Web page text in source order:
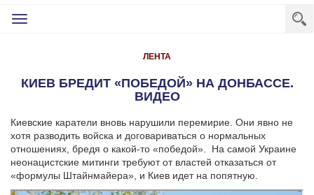
Toggle
ЛЕНТА
КИЕВ БРЕДИТ «ПОБЕДОЙ» НА ДОНБАССЕ.
ВИДЕО
Киевские каратели вновь нарушили перемирие. Они явно не
хотя разводить войска и договариваться о нормальных
отношениях, бредя о какой-то «победой». На самой Украине
неонацистские митинги требуют от властей отказаться от
«формулы Штайнмайера», и Киев идет на попятную.